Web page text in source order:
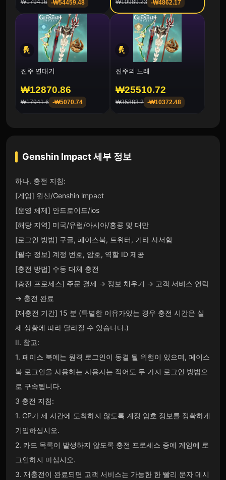
₩179416 -₩54459.48 ₩10989.23 -₩4862.17
진주 연대기
₩12870.86
₩17941.6 -₩5070.74
진주의 노래
₩25510.72
₩35883.2 -₩10372.48
Genshin Impact세부 정보
하나. 충전 지침:
[게임] 원신/Genshin lmpact
[운영 체제] 안드로이드/ios
[해당 지역] 미국/유럽/아시아/홍콩 및 대만
[로그인 방법] 구글, 페이스북, 트위터, 기타 사서함
[필수 정보] 계정 번호, 암호, 역할 ID 제공
[충전 방법] 수동 대체 충전
[충전 프로세스] 주문 결제 → 정보 채우기 → 고객 서비스 연락
→ 충전 완료
[재충전 기간] 15 분 (특별한 이유가있는 경우 충전 시간은 실
제 상황에 따라 달라질 수 있습니다.)
II. 참고:
1. 페이스 북에는 원격 로그인이 동결 될 위험이 있으며, 페이스
북 로그인을 사용하는 사용자는 적어도 두 가지 로그인 방법으
로 구속됩니다.
3 충전 지침:
1. CP가 제 시간에 도착하지 않도록 계정 암호 정보를 정확하게
기입하십시오.
2. 카드 목록이 발생하지 않도록 충전 프로세스 중에 게임에 로
그인하지 마십시오.
3. 재충전이 완료되면 고객 서비스는 가능한 한 빨리 문자 메시